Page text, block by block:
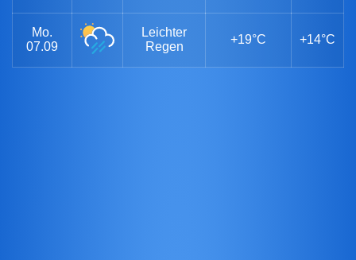
Mo.
07.09
Leichter
Regen
+19°C +14°C